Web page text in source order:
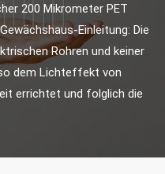
200 Mikrometer PET
Einleitung: Die
Rohren und keiner
dem Lichteffekt von
errichtet und folglich die